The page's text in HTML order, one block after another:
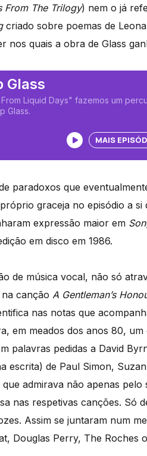
From The Trilogy) nem o já
criado sobre poemas de
nos quais a obra de Glass
Glass
Liquid Days" fazemos um
Glass.
Ouvir
MAIS
paradoxos que
graceja no episódio a si
expressão maior em
em disco em 1986.
de música vocal, não só
canção A Gentleman’s
nas notas que
em meados dos anos 80, um
palavras pedidas a David
escrita) de Paul Simon,
admirava não apenas pelo
nas respetivas canções. Só
Assim se juntaram num
Douglas Perry, The Roches